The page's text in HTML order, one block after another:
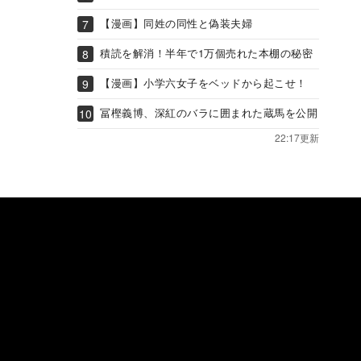
【漫画】同姓の同性と偽装夫婦
積読を解消！半年で1万個売れた本棚の秘密
【漫画】小学六女子をベッドから起こせ！
冨樫義博、深紅のバラに囲まれた蔵馬を公開
22:17更新